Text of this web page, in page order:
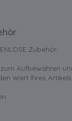
Zubehör:
Aufbewahren
Wert Ihres Artikels